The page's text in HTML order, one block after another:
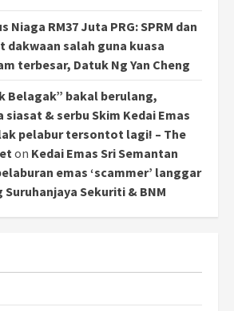
Niaga RM37 Juta PRG: SPRM dan
dakwaan salah guna kuasa
terbesar, Datuk Ng Yan Cheng
Belagak” bakal berulang,
siasat & serbu Skim Kedai Emas
pelabur tersontot lagi! – The
on Kedai Emas Sri Semantan
emas ‘scammer’ langgar
Sekuriti & BNM